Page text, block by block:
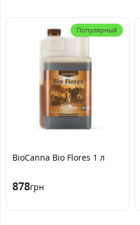
Популярный
BioCanna Bio Flores 1 л
878грн